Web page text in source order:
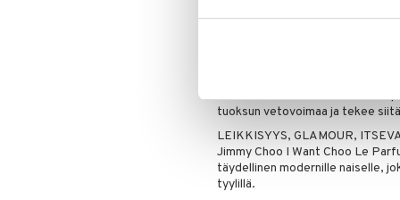
hienostuneen jäljen, joka viipyy
I Want Choo Le Parfum on
lasipulloon ja on yhtä
Kimalteleva kultahohtoinen
tuoksun vetovoimaa ja tekee
LEIKKISYYS, GLAMOUR,
Jimmy Choo I Want Choo Le
täydellinen modernille naiselle,
tyylillä.